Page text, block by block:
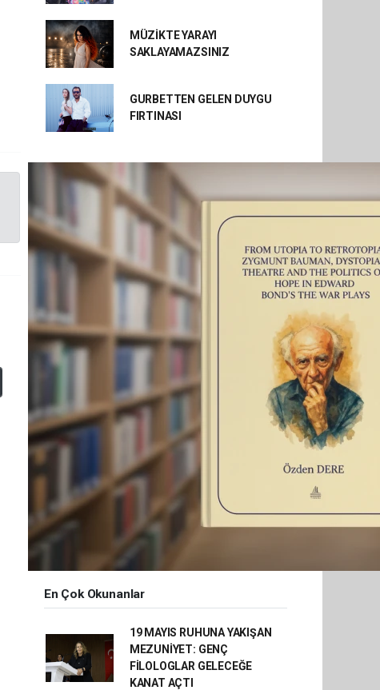
MÜZİKTE YARAYI
SAKLAYAMAZSINIZ
GURBETTEN GELEN DUYGU
FIRTINASI
En Çok Okunanlar
19 MAYIS RUHUNA YAKIŞAN
MEZUNİYET: GENÇ
FİLOLOGLAR GELECEĞE
KANAT AÇTI